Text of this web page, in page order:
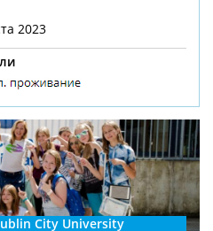
2023
City University